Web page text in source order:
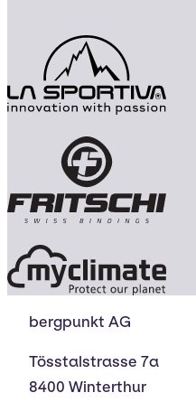
bergpunkt AG
Tösstalstrasse 7a
8400 Winterthur